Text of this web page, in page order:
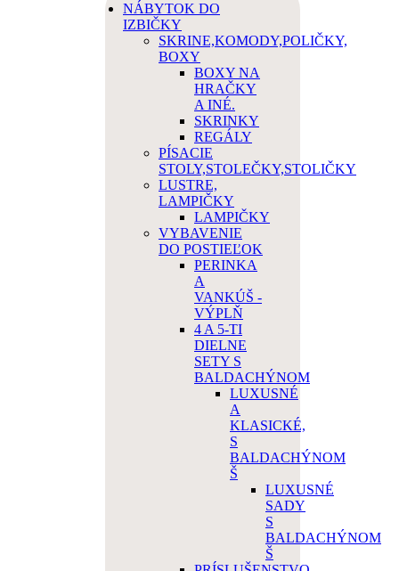
NÁBYTOK DO
IZBIČKY
SKRINE,KOMODY,POLIČKY,
BOXY
BOXY NA
HRAČKY
A INÉ.
SKRINKY
REGÁLY
PÍSACIE
STOLY,STOLEČKY,STOLIČKY
LUSTRE,
LAMPIČKY
LAMPIČKY
VYBAVENIE
DO POSTIEĽOK
PERINKA
A
VANKÚŠ -
VÝPLŇ
4 A 5-TI
DIELNE
SETY S
BALDACHÝNOM
LUXUSNÉ
A
KLASICKÉ,
S
BALDACHÝNOM
Š
LUXUSNÉ
SADY
S
BALDACHÝNOM
Š